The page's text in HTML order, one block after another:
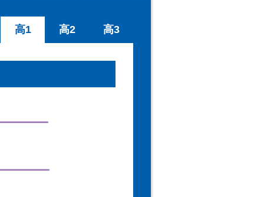
高1 高2 高3